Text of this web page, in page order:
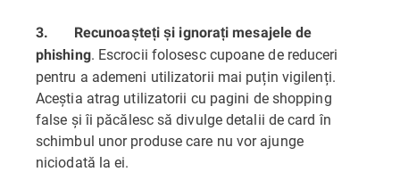
3. Recunoașteți și ignorați mesajele de
phishing. Escrocii folosesc cupoane de reduceri
pentru a ademeni utilizatorii mai puțin vigilenți.
Aceștia atrag utilizatorii cu pagini de shopping
false și îi păcălesc să divulge detalii de card în
schimbul unor produse care nu vor ajunge
niciodată la ei.